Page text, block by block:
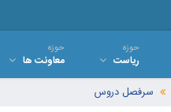
حوزه
ریاست
حوزه
معاونت ها
سرفصل دروس